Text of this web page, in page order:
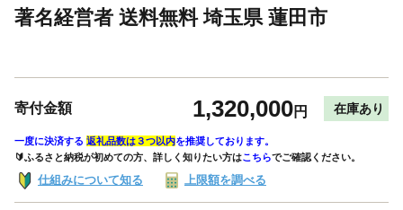
著名経営者 送料無料 埼玉県 蓮田市
寄付金額 1,320,000円 在庫あり
一度に決済する 返礼品数は３つ以内を推奨しております。
🔰ふるさと納税が初めての方、詳しく知りたい方はこちらでご確認ください。
仕組みについて知る 上限額を調べる